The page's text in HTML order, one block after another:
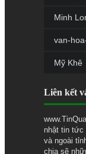
Minh
van-
Mỹ Khê
Liên kết
nhật tin tức
và ngoài
chia sẽ